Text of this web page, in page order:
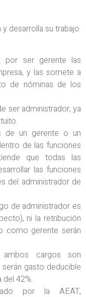
desarrolla su trabajo
por ser gerente las
y las somete a
de nóminas de los
ser administrador, ya
de un gerente o un
de las funciones
que todas las
las funciones
del administrador de
de administrador es
ni la retribución
como gerente serán
cargos son
gasto deducible
42%.
por la AEAT,